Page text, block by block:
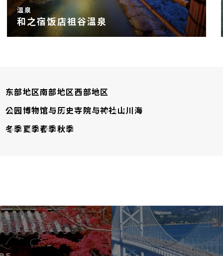
温泉
和之宿饭店祖谷温泉
东部地区南部地区西部地区
公园 博物馆与历史寺院与神社山川海
冬季夏季春季秋季